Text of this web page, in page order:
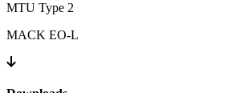
MTU Type 2
MACK EO-L